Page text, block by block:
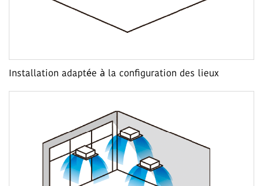
Installation adaptée à la configuration des lieux